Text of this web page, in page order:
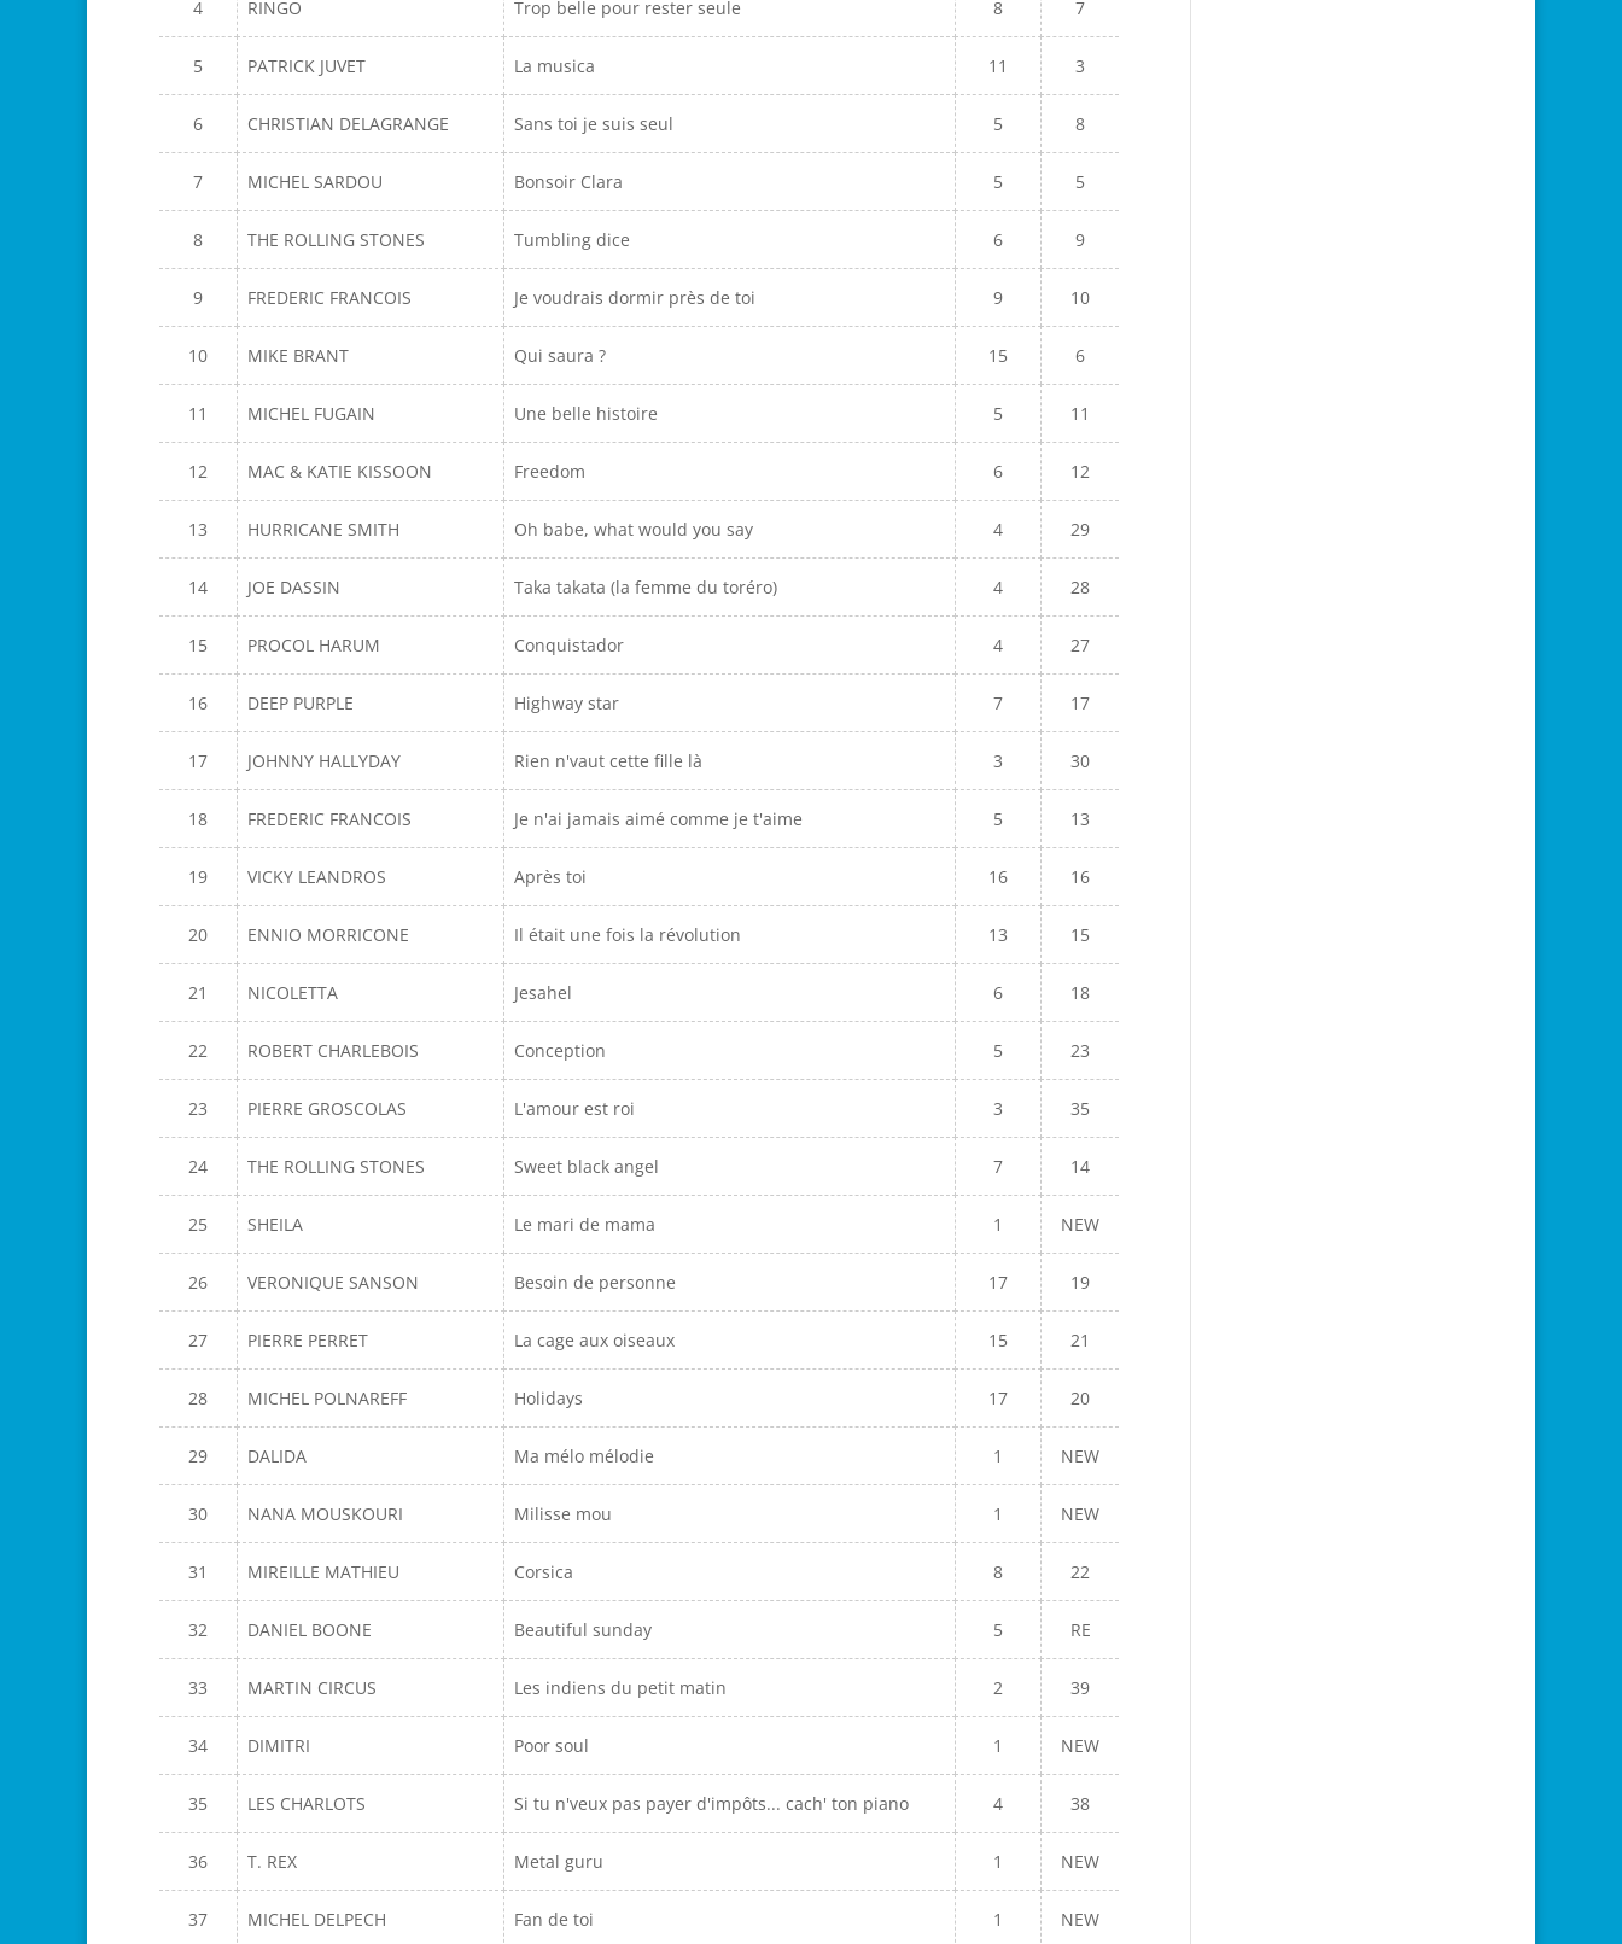
4 RINGO Trop belle pour rester seule 8 7
5 PATRICK JUVET La musica 11 3
6 CHRISTIAN DELAGRANGE Sans toi je suis seul 5 8
7 MICHEL SARDOU Bonsoir Clara 5 5
8 THE ROLLING STONES Tumbling dice 6 9
9 FREDERIC FRANCOIS Je voudrais dormir près de toi 9 10
10 MIKE BRANT Qui saura ? 15 6
11 MICHEL FUGAIN Une belle histoire 5 11
12 MAC & KATIE KISSOON Freedom 6 12
13 HURRICANE SMITH Oh babe, what would you say 4 29
14 JOE DASSIN Taka takata (la femme du toréro) 4 28
15 PROCOL HARUM Conquistador 4 27
16 DEEP PURPLE Highway star 7 17
17 JOHNNY HALLYDAY Rien n'vaut cette fille là 3 30
18 FREDERIC FRANCOIS Je n'ai jamais aimé comme je t'aime 5 13
19 VICKY LEANDROS Après toi 16 16
20 ENNIO MORRICONE Il était une fois la révolution 13 15
21 NICOLETTA Jesahel 6 18
22 ROBERT CHARLEBOIS Conception 5 23
23 PIERRE GROSCOLAS L'amour est roi 3 35
24 THE ROLLING STONES Sweet black angel 7 14
25 SHEILA Le mari de mama 1 NEW
26 VERONIQUE SANSON Besoin de personne 17 19
27 PIERRE PERRET La cage aux oiseaux 15 21
28 MICHEL POLNAREFF Holidays 17 20
29 DALIDA Ma mélo mélodie 1 NEW
30 NANA MOUSKOURI Milisse mou 1 NEW
31 MIREILLE MATHIEU Corsica 8 22
32 DANIEL BOONE Beautiful sunday 5 RE
33 MARTIN CIRCUS Les indiens du petit matin 2 39
34 DIMITRI Poor soul 1 NEW
35 LES CHARLOTS Si tu n'veux pas payer d'impôts... cach' ton piano 4 38
36 T. REX Metal guru 1 NEW
37 MICHEL DELPECH Fan de toi 1 NEW